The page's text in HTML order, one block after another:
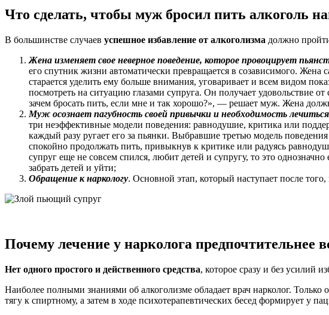
Что сделать, чтобы муж бросил пить алкоголь
В большинстве случаев успешное избавление от алкоголизма должно
Жена изменяет свое неверное поведение, которое провоцирует
его спутник жизни автоматически превращается в созависимого. Жена
старается уделить ему больше внимания, уговаривает и всем видом
посмотреть на ситуацию глазами супруга. Он получает удовольствие
зачем бросать пить, если мне и так хорошо?», — решает муж. Жена
Муж осознает пагубность своей привычки и необходимость лечиться
три неэффективные модели поведения: равнодушие, критика или
каждый разу ругает его за пьянки. Выбравшие третью модель
спокойно продолжать пить, привыкнув к критике или радуясь
супруг еще не совсем спился, любит детей и супругу, то это
забрать детей и уйти;
Обращение к наркологу. Основной этап, который наступает после
Почему лечение у нарколога предпочтительнее
Нет одного простого и действенного средства, которое сразу и без усилий
Наиболее полными знаниями об алкоголизме обладает врач нарколог.
тягу к спиртному, а затем в ходе психотерапевтических бесед формирует у